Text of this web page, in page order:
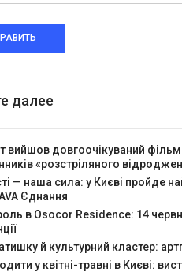
далее
вийшов довгоочікуваний
«розстріляного
— наша сила: у Києві пройде
Єднання
в Osocor Residence: 14
й культурний кластер:
у квітні-травні в Києві: